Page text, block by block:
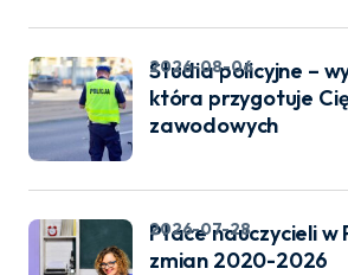
Studia policyjne –
która przygotuje
zawodowych
2026-08-06
Płace nauczycieli w
zmian 2020-2026
2026-07-28